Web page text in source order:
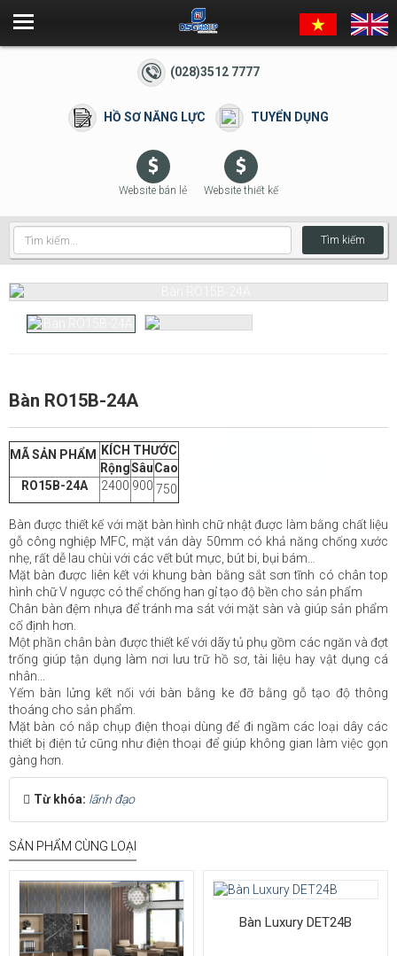
(028)3512 7777
HỒ SƠ NĂNG LỰC TUYỂN DỤNG
Website bán lẻ Website thiết kế
Tìm kiếm
Bàn RO15B-24A
MÃ SẢN PHẨM
KÍCH THƯỚC
RộngSâuCao
RO15B-24A
2400 900 750
Bàn được thiết kế với mặt bàn hình chữ nhật được làm bằng chất liệu
gỗ công nghiệp MFC, mặt ván dày 50mm có khả năng chống xước
nhẹ, rất dễ lau chùi với các vết bút mực, bút bi, bụi bám…
Mặt bàn được liên kết với khung bàn bằng sắt sơn tĩnh có chân top
hình chữ V ngược có thể chống han gỉ tạo độ bền cho sản phẩm
Chân bàn đệm nhựa để tránh ma sát với mặt sàn và giúp sản phẩm
cố định hơn.
Một phần chân bàn được thiết kế với dãy tủ phụ gồm các ngăn và đợt
trống giúp tận dụng làm nơi lưu trữ hồ sơ, tài liệu hay vật dụng cá
nhân...
Yếm bàn lửng kết nối với bàn bằng ke đỡ bằng gỗ tạo độ thông
thoáng cho sản phẩm.
Mặt bàn có nắp chụp điện thoại dùng để đi ngầm các loại dây các
thiết bị điện tử cũng như điện thoại để giúp không gian làm việc gọn
gàng hơn.
Từ khóa: lãnh đạo
SẢN PHẨM CÙNG LOẠI
Bàn Luxury DET24B